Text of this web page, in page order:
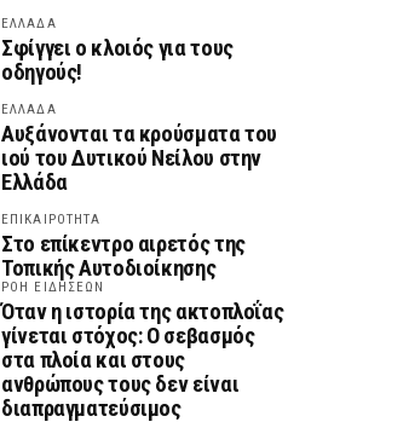
ΕΛΛΑΔΑ
Σφίγγει ο κλοιός για τους
οδηγούς!
ΕΛΛΑΔΑ
Αυξάνονται τα κρούσματα του
ιού του Δυτικού Νείλου στην
Ελλάδα
ΕΠΙΚΑΙΡΟΤΗΤΑ
Στο επίκεντρο αιρετός της
Τοπικής Αυτοδιοίκησης
ΡΟΗ ΕΙΔΗΣΕΩΝ
Όταν η ιστορία της ακτοπλοΐας
γίνεται στόχος: Ο σεβασμός
στα πλοία και στους
ανθρώπους τους δεν είναι
διαπραγματεύσιμος